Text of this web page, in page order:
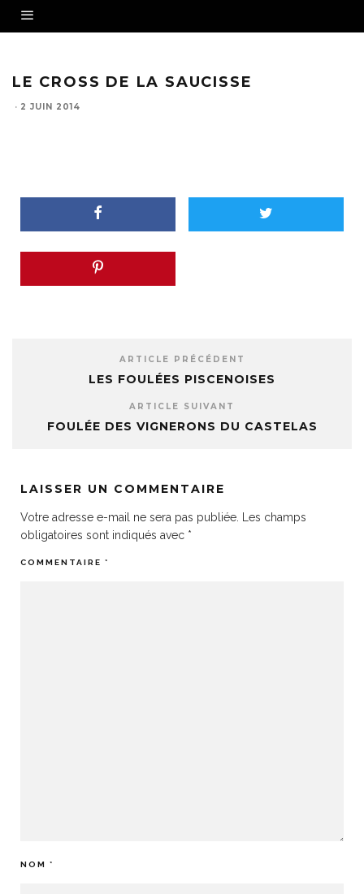
LE CROSS DE LA SAUCISSE
· 2 JUIN 2014
ARTICLE PRÉCÉDENT
LES FOULÉES PISCENOISES
ARTICLE SUIVANT
FOULÉE DES VIGNERONS DU CASTELAS
LAISSER UN COMMENTAIRE
Votre adresse e-mail ne sera pas publiée.
Les champs
obligatoires sont indiqués avec *
COMMENTAIRE *
NOM *